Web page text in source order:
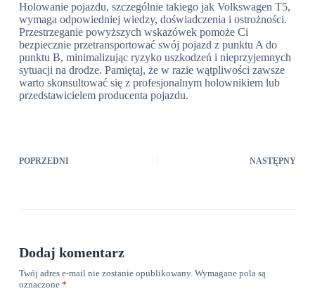
Holowanie pojazdu, szczególnie takiego jak Volkswagen T5,
wymaga odpowiedniej wiedzy, doświadczenia i ostrożności.
Przestrzeganie powyższych wskazówek pomoże Ci
bezpiecznie przetransportować swój pojazd z punktu A do
punktu B, minimalizując ryzyko uszkodzeń i nieprzyjemnych
sytuacji na drodze. Pamiętaj, że w razie wątpliwości zawsze
warto skonsultować się z profesjonalnym holownikiem lub
przedstawicielem producenta pojazdu.
POPRZEDNI NASTĘPNY
Dodaj komentarz
Twój adres e-mail nie zostanie opublikowany. Wymagane pola są
oznaczone *